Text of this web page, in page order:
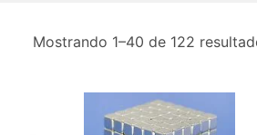
Mostrando 1–40 de 122